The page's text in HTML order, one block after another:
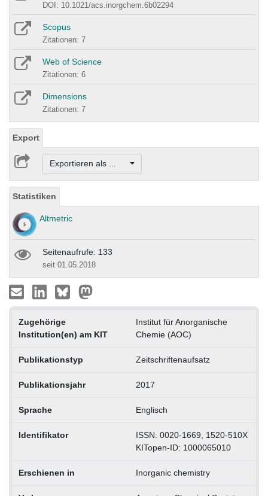
DOI: 10.1021/acs.inorgchem.6b02294
Scopus
Zitationen: 7
Web of Science
Zitationen: 6
Dimensions
Zitationen: 7
Export
Exportieren als ...
Statistiken
Altmetric
Seitenaufrufe: 133
seit 01.05.2018
Zugehörige
Institution(en) am KIT
Institut für Anorganische
Chemie (AOC)
Publikationstyp Zeitschriftenaufsatz
Publikationsjahr 2017
Sprache Englisch
Identifikator
ISSN: 0020-1669, 1520-510X
KITopen-ID: 1000065010
Erschienen in Inorganic chemistry